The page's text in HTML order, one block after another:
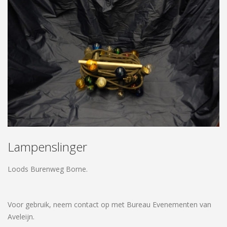
Lampenslinger
Loods Burenweg Borne.
Voor gebruik, neem contact op met Bureau Evenementen van
Aveleijn.